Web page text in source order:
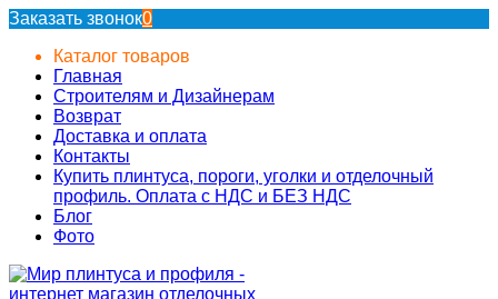
Заказать звонок0
Каталог товаров
Главная
Строителям и Дизайнерам
Возврат
Доставка и оплата
Контакты
Купить плинтуса, пороги, уголки и отделочный
профиль. Оплата с НДС и БЕЗ НДС
Блог
Фото